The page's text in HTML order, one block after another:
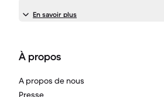
En savoir plus
À propos
A propos de nous
Presse